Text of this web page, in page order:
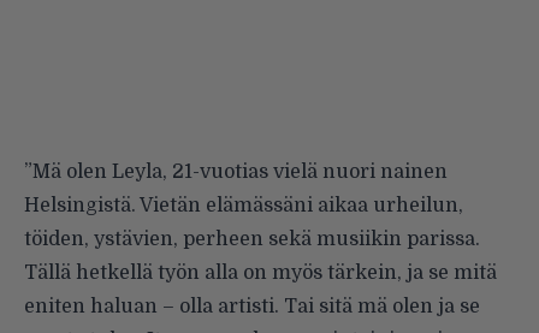
”Mä olen Leyla, 21-vuotias vielä nuori nainen
Helsingistä. Vietän elämässäni aikaa urheilun,
töiden, ystävien, perheen sekä musiikin parissa.
Tällä hetkellä työn alla on myös tärkein, ja se mitä
eniten haluan – olla artisti. Tai sitä mä olen ja se